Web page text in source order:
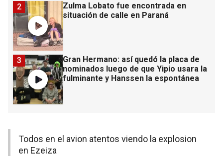
Zulma Lobato fue encontrada en
situación de calle en Paraná
2
Gran Hermano: así quedó la placa de
nominados luego de que Yipio usara la
fulminante y Hanssen la espontánea
3
Todos en el avion atentos viendo la explosion
en Ezeiza